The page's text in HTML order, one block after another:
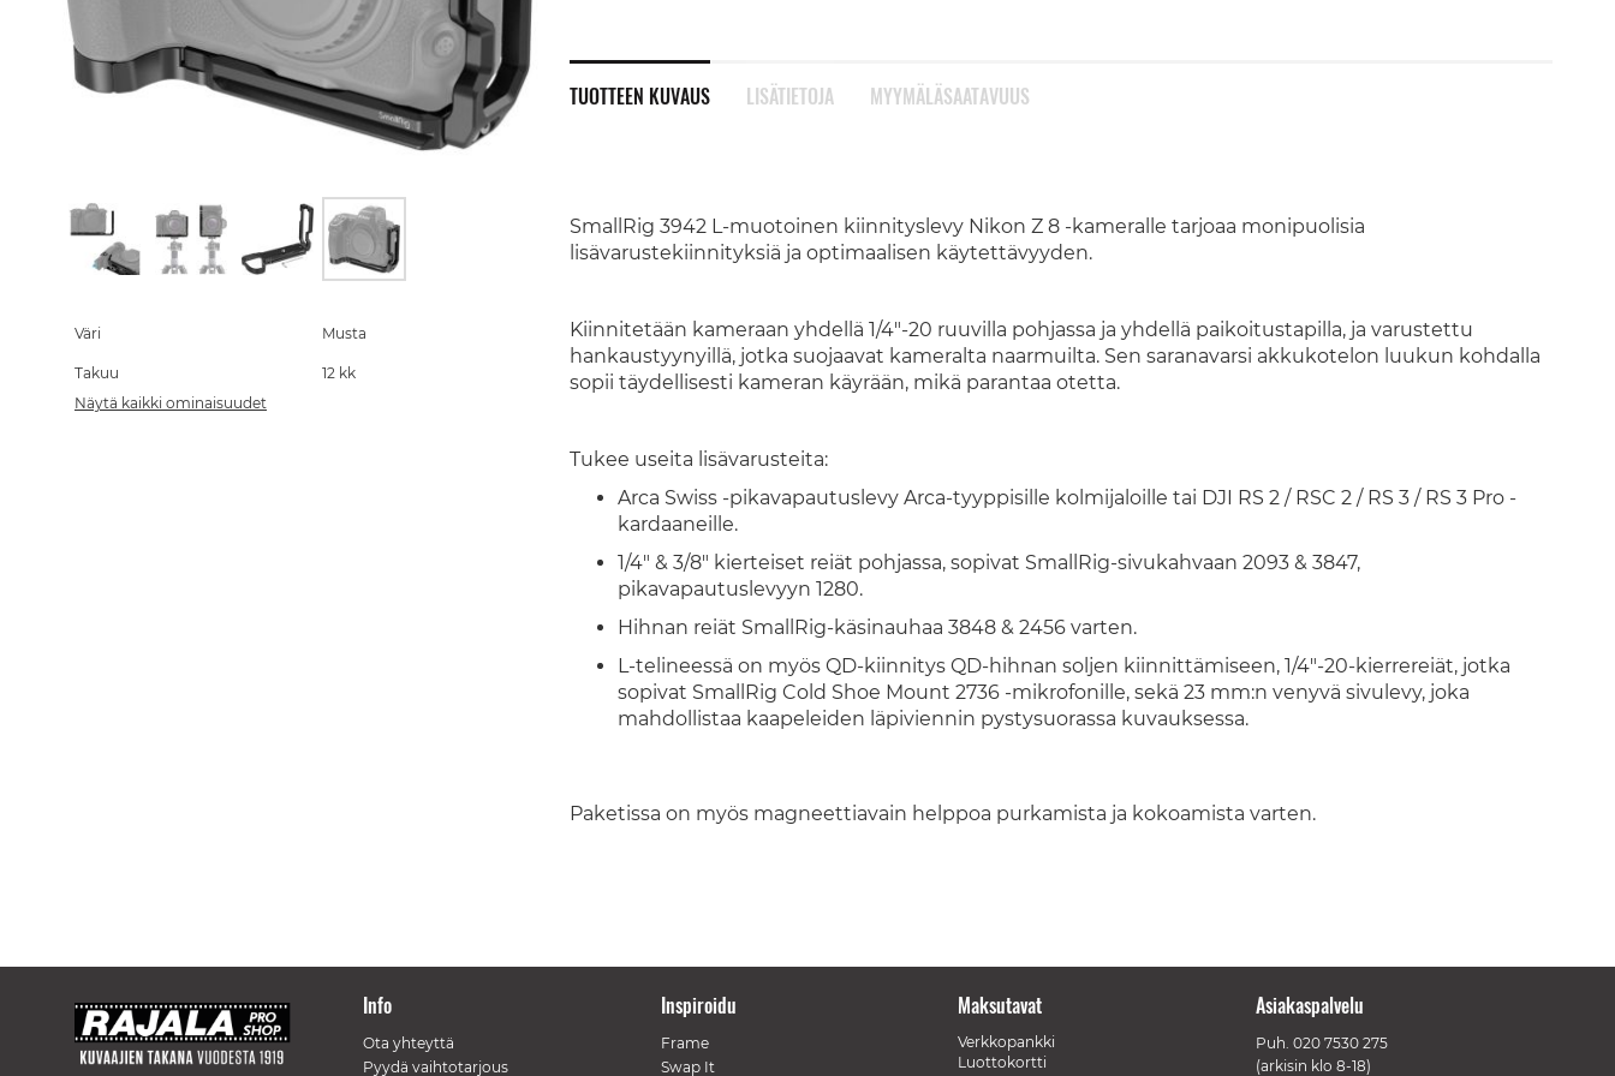
TUOTTEEN KUVAUS
SmallRig 3942 L-muotoinen kiinnityslevy Nikon Z 8 -kameralle tarjoaa monipuolisia
lisävarustekiinnityksiä ja optimaalisen käytettävyyden.
Kiinnitetään kameraan yhdellä 1/4"-20 ruuvilla pohjassa ja yhdellä paikoitustapilla, ja varustettu
hankaustyynyillä, jotka suojaavat kameralta naarmuilta. Sen saranavarsi akkukotelon luukun kohdalla
sopii täydellisesti kameran käyrään, mikä parantaa otetta.
Tukee useita lisävarusteita:
Arca Swiss -pikavapautuslevy Arca-tyyppisille kolmijaloille tai DJI RS 2 / RSC 2 / RS 3 / RS 3 Pro -
kardaaneille.
1/4" & 3/8" kierteiset reiät pohjassa, sopivat SmallRig-sivukahvaan 2093 & 3847,
pikavapautuslevyyn 1280.
Hihnan reiät SmallRig-käsinauhaa 3848 & 2456 varten.
L-telineessä on myös QD-kiinnitys QD-hihnan soljen kiinnittämiseen, 1/4"-20-kierrereiät, jotka
sopivat SmallRig Cold Shoe Mount 2736 -mikrofonille, sekä 23 mm:n venyvä sivulevy, joka
mahdollistaa kaapeleiden läpiviennin pystysuorassa kuvauksessa.
Paketissa on myös magneettiavain helppoa purkamista ja kokoamista varten.
LISÄTIETOJA MYYMÄLÄSAATAVUUS
the
of
the
images
Väri Musta
Takuu
12 kk
Näytä kaikki ominaisuudet
Info
Ota yhteyttä
Pyydä vaihtotarjous
Inspiroidu
Frame
Swap It
Maksutavat
Verkkopankki
Luottokortti
Asiakaspalvelu
Puh. 020 7530 275
(arkisin klo 8-18)